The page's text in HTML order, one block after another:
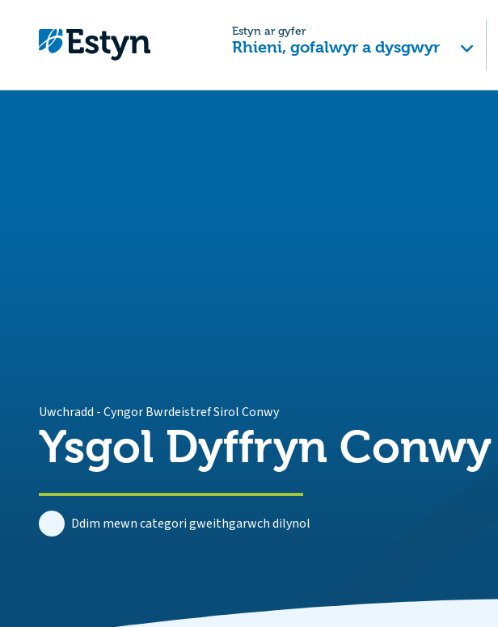
Estyn ar gyfer
Rhieni, gofalwyr a dysgwyr
Uwchradd -Cyngor Bwrdeistref Sirol Conwy
Ysgol Dyffryn Conwy
Ddim mewn categori gweithgarwch dilynol